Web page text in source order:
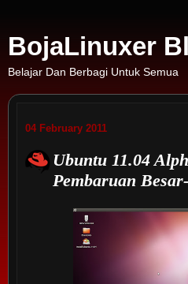
BojaLinuxer
Belajar Dan Berbagi Untuk Semua
04 February 2011
Ubuntu 11.04
Pembaruan